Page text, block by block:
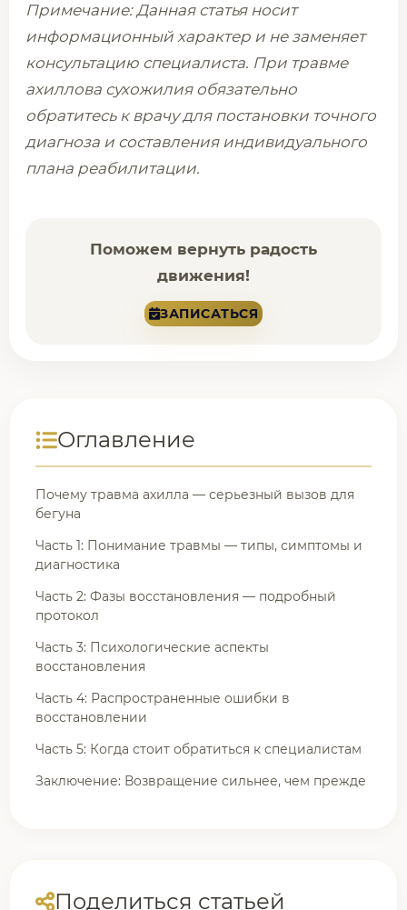
Примечание: Данная статья носит
информационный характер и не заменяет
консультацию специалиста. При травме
ахиллова сухожилия обязательно
обратитесь к врачу для постановки точного
диагноза и составления индивидуального
плана реабилитации.
Поможем вернуть радость
движения!
ЗАПИСАТЬСЯ
Оглавление
Почему травма ахилла — серьезный вызов для
бегуна
Часть 1: Понимание травмы — типы, симптомы и
диагностика
Часть 2: Фазы восстановления — подробный
протокол
Часть 3: Психологические аспекты
восстановления
Часть 4: Распространенные ошибки в
восстановлении
Часть 5: Когда стоит обратиться к специалистам
Заключение: Возвращение сильнее, чем прежде
Поделиться статьей